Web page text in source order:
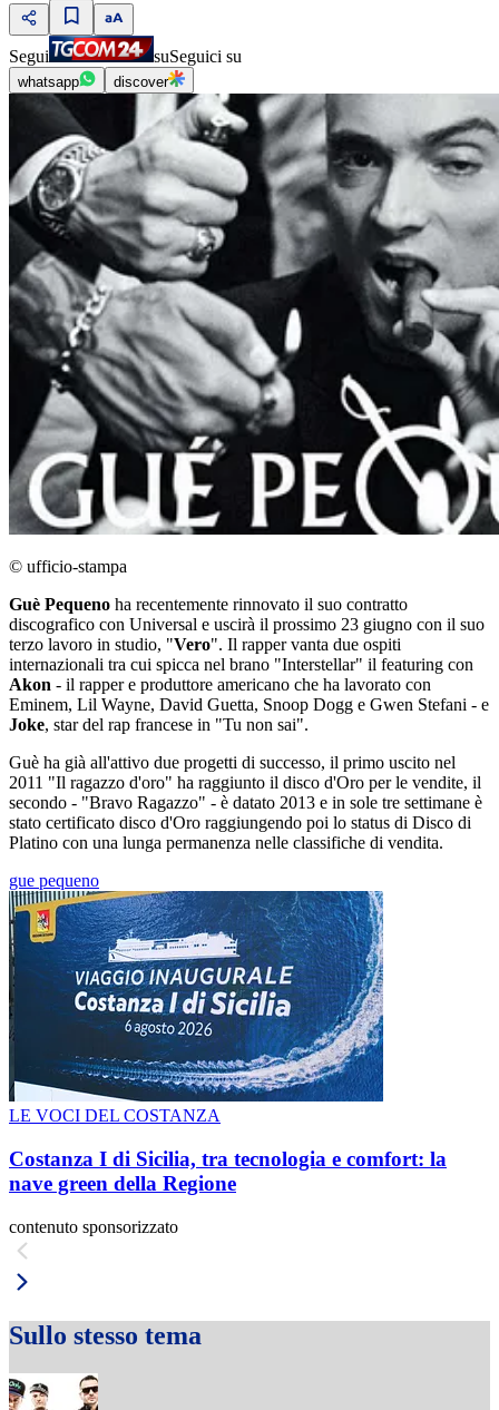
Segui suSeguici su
whatsapp discover
© ufficio-stampa
Guè Pequeno ha recentemente rinnovato il suo contratto
discografico con Universal e uscirà il prossimo 23 giugno con il suo
terzo lavoro in studio, "Vero". Il rapper vanta due ospiti
internazionali tra cui spicca nel brano "Interstellar" il featuring con
Akon - il rapper e produttore americano che ha lavorato con
Eminem, Lil Wayne, David Guetta, Snoop Dogg e Gwen Stefani - e
Joke, star del rap francese in "Tu non sai".
Guè ha già all'attivo due progetti di successo, il primo uscito nel
2011 "Il ragazzo d'oro" ha raggiunto il disco d'Oro per le vendite, il
secondo - "Bravo Ragazzo" - è datato 2013 e in sole tre settimane è
stato certificato disco d'Oro raggiungendo poi lo status di Disco di
Platino con una lunga permanenza nelle classifiche di vendita.
gue pequeno
LE VOCI DEL COSTANZA
Costanza I di Sicilia, tra tecnologia e comfort: la
nave green della Regione
contenuto sponsorizzato
Sullo stesso tema